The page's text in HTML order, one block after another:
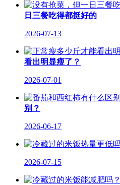
日三餐吃得都挺好的
2026-07-13
看出明显瘦了？
2026-07-01
别？
2026-06-17
2026-07-15